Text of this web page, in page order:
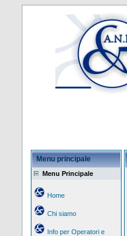
Menu principale
Menu Principale
Home
Chi siamo
Info per Operatori e